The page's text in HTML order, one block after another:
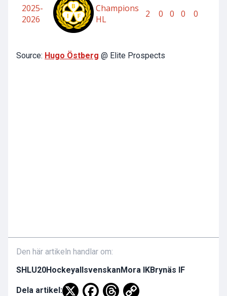
Source: Hugo Östberg @ Elite Prospects
Den här artikeln handlar om:
SHLU20HockeyallsvenskanMora IKBrynäs IF
Dela artikel: